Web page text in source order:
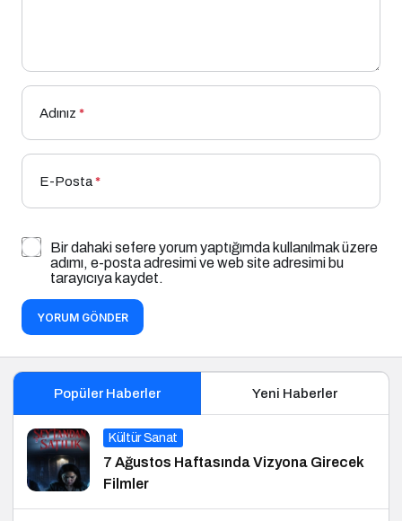
Adınız *
E-Posta*
Bir dahaki sefere yorum yaptığımda kullanılmak üzere
adımı, e-posta adresimi ve web site adresimi bu
tarayıcıya kaydet.
YORUM GÖNDER
Popüler Haberler Yeni Haberler
Kültür Sanat
7 Ağustos Haftasında Vizyona Girecek
Filmler